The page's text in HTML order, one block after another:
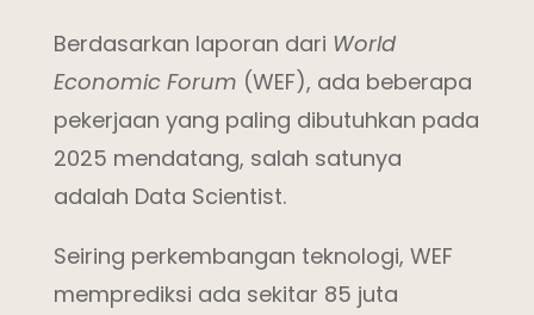
Berdasarkan laporan dari World
Economic Forum (WEF), ada beberapa
pekerjaan yang paling dibutuhkan pada
2025 mendatang, salah satunya
adalah Data Scientist.
Seiring perkembangan teknologi, WEF
memprediksi ada sekitar 85 juta